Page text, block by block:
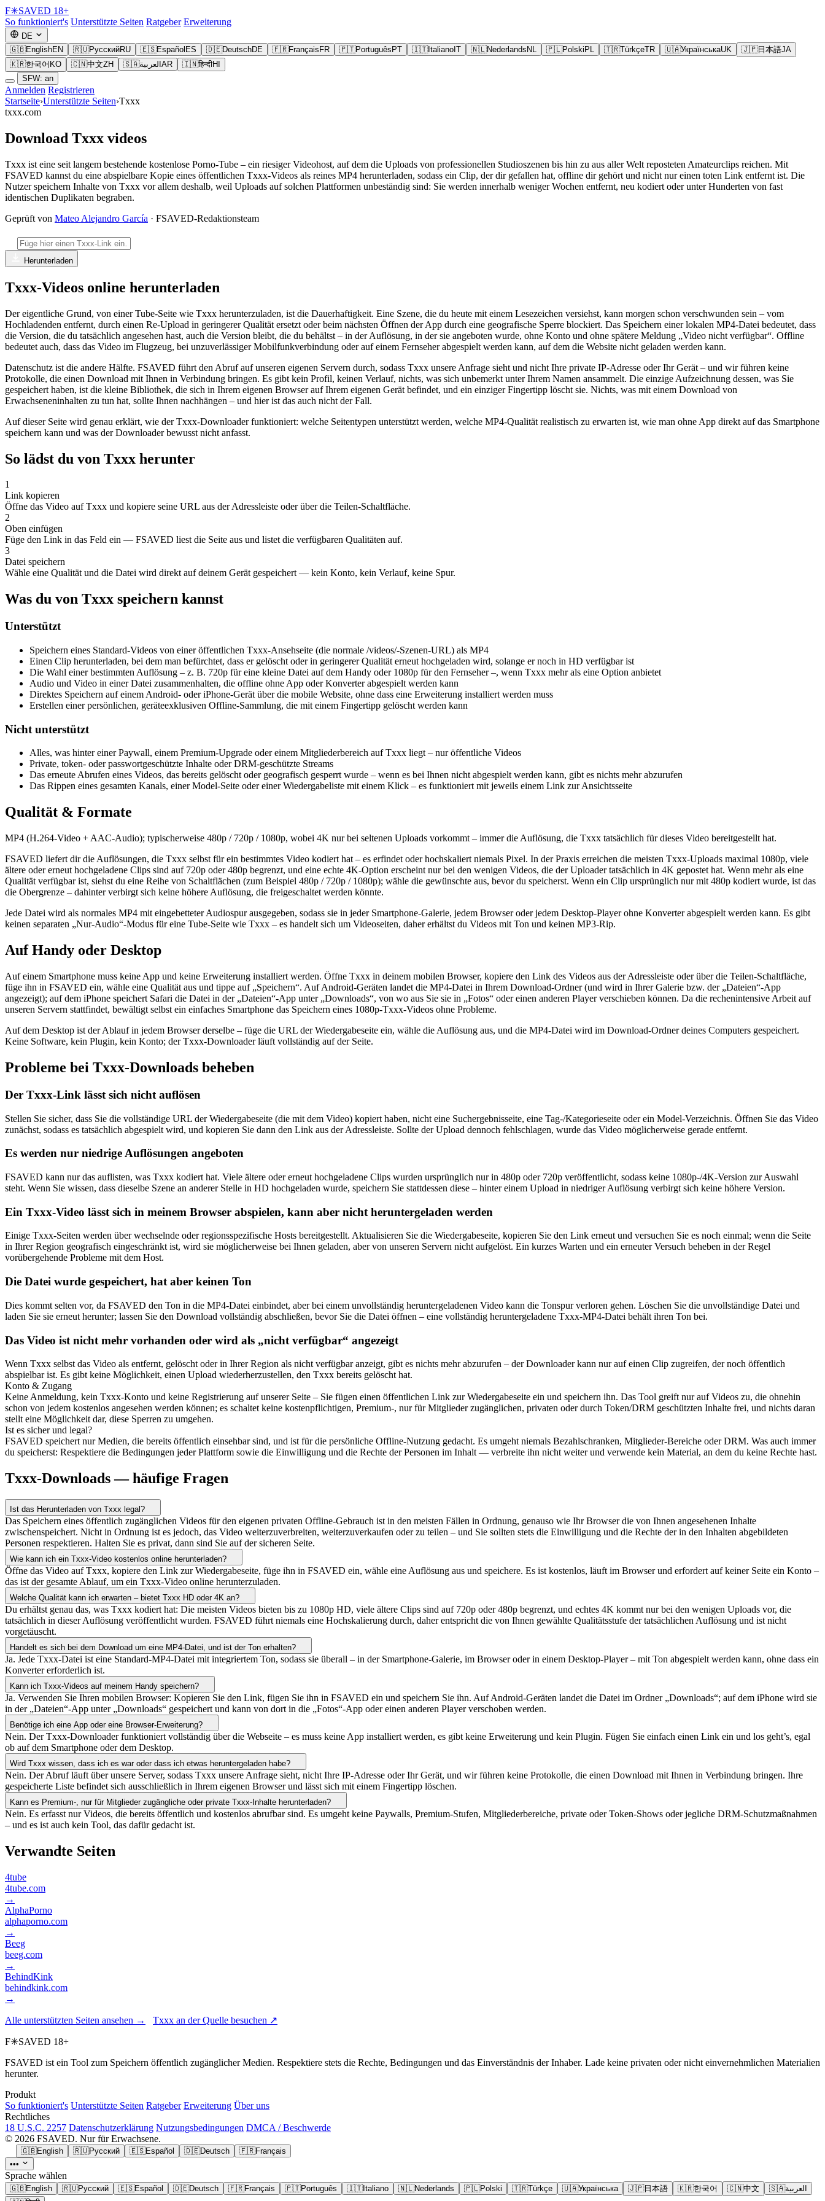
F✳SAVED 18+
So funktioniert's Unterstützte Seiten Ratgeber Erweiterung
DE
🇬🇧EnglishEN 🇷🇺РусскийRU 🇪🇸Español ES 🇩🇪DeutschDE 🇫🇷Français FR 🇵🇹Português PT 🇮🇹Italiano IT 🇳🇱Nederlands NL 🇵🇱Polski PL 🇹🇷TürkçeTR 🇺🇦УкраїнськаUK 🇯🇵日本語JA
🇰🇷한국어 KO 🇨🇳中文ZH 🇸🇦العربية AR 🇮🇳हिन्दीHI
SFW: an
Anmelden Registrieren
Startseite›Unterstützte Seiten›Txxx
txxx.com
Download Txxx videos
Txxx ist eine seit langem bestehende kostenlose Porno-Tube – ein riesiger Videohost, auf dem die Uploads von professionellen Studioszenen bis hin zu aus aller Welt reposteten Amateurclips reichen. Mit
FSAVED kannst du eine abspielbare Kopie eines öffentlichen Txxx-Videos als reines MP4 herunterladen, sodass ein Clip, der dir gefallen hat, offline dir gehört und nicht nur einen toten Link entfernt ist. Die
Nutzer speichern Inhalte von Txxx vor allem deshalb, weil Uploads auf solchen Plattformen unbeständig sind: Sie werden innerhalb weniger Wochen entfernt, neu kodiert oder unter Hunderten von fast
identischen Duplikaten begraben.
Geprüft von Mateo Alejandro García · FSAVED-Redaktionsteam
Herunterladen
Txxx-Videos online herunterladen
Der eigentliche Grund, von einer Tube-Seite wie Txxx herunterzuladen, ist die Dauerhaftigkeit. Eine Szene, die du heute mit einem Lesezeichen versiehst, kann morgen schon verschwunden sein – vom
Hochladenden entfernt, durch einen Re-Upload in geringerer Qualität ersetzt oder beim nächsten Öffnen der App durch eine geografische Sperre blockiert. Das Speichern einer lokalen MP4-Datei bedeutet, dass
die Version, die du tatsächlich angesehen hast, auch die Version bleibt, die du behältst – in der Auflösung, in der sie angeboten wurde, ohne Konto und ohne spätere Meldung „Video nicht verfügbar“. Offline
bedeutet auch, dass das Video im Flugzeug, bei unzuverlässiger Mobilfunkverbindung oder auf einem Fernseher abgespielt werden kann, auf dem die Website nicht geladen werden kann.
Datenschutz ist die andere Hälfte. FSAVED führt den Abruf auf unseren eigenen Servern durch, sodass Txxx unsere Anfrage sieht und nicht Ihre private IP-Adresse oder Ihr Gerät – und wir führen keine
Protokolle, die einen Download mit Ihnen in Verbindung bringen. Es gibt kein Profil, keinen Verlauf, nichts, was sich unbemerkt unter Ihrem Namen ansammelt. Die einzige Aufzeichnung dessen, was Sie
gespeichert haben, ist die kleine Bibliothek, die sich in Ihrem eigenen Browser auf Ihrem eigenen Gerät befindet, und ein einziger Fingertipp löscht sie. Nichts, was mit einem Download von
Erwachseneninhalten zu tun hat, sollte Ihnen nachhängen – und hier ist das auch nicht der Fall.
Auf dieser Seite wird genau erklärt, wie der Txxx-Downloader funktioniert: welche Seitentypen unterstützt werden, welche MP4-Qualität realistisch zu erwarten ist, wie man ohne App direkt auf das Smartphone
speichern kann und was der Downloader bewusst nicht anfasst.
So lädst du von Txxx herunter
1
Link kopieren
Öffne das Video auf Txxx und kopiere seine URL aus der Adressleiste oder über die Teilen-Schaltfläche.
2
Oben einfügen
Füge den Link in das Feld ein — FSAVED liest die Seite aus und listet die verfügbaren Qualitäten auf.
3
Datei speichern
Wähle eine Qualität und die Datei wird direkt auf deinem Gerät gespeichert — kein Konto, kein Verlauf, keine Spur.
Was du von Txxx speichern kannst
Unterstützt
Speichern eines Standard-Videos von einer öffentlichen Txxx-Ansehseite (die normale /videos/-Szenen-URL) als MP4
Einen Clip herunterladen, bei dem man befürchtet, dass er gelöscht oder in geringerer Qualität erneut hochgeladen wird, solange er noch in HD verfügbar ist
Die Wahl einer bestimmten Auflösung – z. B. 720p für eine kleine Datei auf dem Handy oder 1080p für den Fernseher –, wenn Txxx mehr als eine Option anbietet
Audio und Video in einer Datei zusammenhalten, die offline ohne App oder Konverter abgespielt werden kann
Direktes Speichern auf einem Android- oder iPhone-Gerät über die mobile Website, ohne dass eine Erweiterung installiert werden muss
Erstellen einer persönlichen, geräteexklusiven Offline-Sammlung, die mit einem Fingertipp gelöscht werden kann
Nicht unterstützt
Alles, was hinter einer Paywall, einem Premium-Upgrade oder einem Mitgliederbereich auf Txxx liegt – nur öffentliche Videos
Private, token- oder passwortgeschützte Inhalte oder DRM-geschützte Streams
Das erneute Abrufen eines Videos, das bereits gelöscht oder geografisch gesperrt wurde – wenn es bei Ihnen nicht abgespielt werden kann, gibt es nichts mehr abzurufen
Das Rippen eines gesamten Kanals, einer Model-Seite oder einer Wiedergabeliste mit einem Klick – es funktioniert mit jeweils einem Link zur Ansichtsseite
Qualität & Formate
MP4 (H.264-Video + AAC-Audio); typischerweise 480p / 720p / 1080p, wobei 4K nur bei seltenen Uploads vorkommt – immer die Auflösung, die Txxx tatsächlich für dieses Video bereitgestellt hat.
FSAVED liefert dir die Auflösungen, die Txxx selbst für ein bestimmtes Video kodiert hat – es erfindet oder hochskaliert niemals Pixel. In der Praxis erreichen die meisten Txxx-Uploads maximal 1080p, viele
ältere oder erneut hochgeladene Clips sind auf 720p oder 480p begrenzt, und eine echte 4K-Option erscheint nur bei den wenigen Videos, die der Uploader tatsächlich in 4K gepostet hat. Wenn mehr als eine
Qualität verfügbar ist, siehst du eine Reihe von Schaltflächen (zum Beispiel 480p / 720p / 1080p); wähle die gewünschte aus, bevor du speicherst. Wenn ein Clip ursprünglich nur mit 480p kodiert wurde, ist das
die Obergrenze – dahinter verbirgt sich keine höhere Auflösung, die freigeschaltet werden könnte.
Jede Datei wird als normales MP4 mit eingebetteter Audiospur ausgegeben, sodass sie in jeder Smartphone-Galerie, jedem Browser oder jedem Desktop-Player ohne Konverter abgespielt werden kann. Es gibt
keinen separaten „Nur-Audio“-Modus für eine Tube-Seite wie Txxx – es handelt sich um Videoseiten, daher erhältst du Videos mit Ton und keinen MP3-Rip.
Auf Handy oder Desktop
Auf einem Smartphone muss keine App und keine Erweiterung installiert werden. Öffne Txxx in deinem mobilen Browser, kopiere den Link des Videos aus der Adressleiste oder über die Teilen-Schaltfläche,
füge ihn in FSAVED ein, wähle eine Qualität aus und tippe auf „Speichern“. Auf Android-Geräten landet die MP4-Datei in Ihrem Download-Ordner (und wird in Ihrer Galerie bzw. der „Dateien“-App
angezeigt); auf dem iPhone speichert Safari die Datei in der „Dateien“-App unter „Downloads“, von wo aus Sie sie in „Fotos“ oder einen anderen Player verschieben können. Da die rechenintensive Arbeit auf
unseren Servern stattfindet, bewältigt selbst ein einfaches Smartphone das Speichern eines 1080p-Txxx-Videos ohne Probleme.
Auf dem Desktop ist der Ablauf in jedem Browser derselbe – füge die URL der Wiedergabeseite ein, wähle die Auflösung aus, und die MP4-Datei wird im Download-Ordner deines Computers gespeichert.
Keine Software, kein Plugin, kein Konto; der Txxx-Downloader läuft vollständig auf der Seite.
Probleme bei Txxx-Downloads beheben
Der Txxx-Link lässt sich nicht auflösen
Stellen Sie sicher, dass Sie die vollständige URL der Wiedergabeseite (die mit dem Video) kopiert haben, nicht eine Suchergebnisseite, eine Tag-/Kategorieseite oder ein Model-Verzeichnis. Öffnen Sie das Video
zunächst, sodass es tatsächlich abgespielt wird, und kopieren Sie dann den Link aus der Adressleiste. Sollte der Upload dennoch fehlschlagen, wurde das Video möglicherweise gerade entfernt.
Es werden nur niedrige Auflösungen angeboten
FSAVED kann nur das auflisten, was Txxx kodiert hat. Viele ältere oder erneut hochgeladene Clips wurden ursprünglich nur in 480p oder 720p veröffentlicht, sodass keine 1080p-/4K-Version zur Auswahl
steht. Wenn Sie wissen, dass dieselbe Szene an anderer Stelle in HD hochgeladen wurde, speichern Sie stattdessen diese – hinter einem Upload in niedriger Auflösung verbirgt sich keine höhere Version.
Ein Txxx-Video lässt sich in meinem Browser abspielen, kann aber nicht heruntergeladen werden
Einige Txxx-Seiten werden über wechselnde oder regionsspezifische Hosts bereitgestellt. Aktualisieren Sie die Wiedergabeseite, kopieren Sie den Link erneut und versuchen Sie es noch einmal; wenn die Seite
in Ihrer Region geografisch eingeschränkt ist, wird sie möglicherweise bei Ihnen geladen, aber von unseren Servern nicht aufgelöst. Ein kurzes Warten und ein erneuter Versuch beheben in der Regel
vorübergehende Probleme mit dem Host.
Die Datei wurde gespeichert, hat aber keinen Ton
Dies kommt selten vor, da FSAVED den Ton in die MP4-Datei einbindet, aber bei einem unvollständig heruntergeladenen Video kann die Tonspur verloren gehen. Löschen Sie die unvollständige Datei und
laden Sie sie erneut herunter; lassen Sie den Download vollständig abschließen, bevor Sie die Datei öffnen – eine vollständig heruntergeladene Txxx-MP4-Datei behält ihren Ton bei.
Das Video ist nicht mehr vorhanden oder wird als „nicht verfügbar“ angezeigt
Wenn Txxx selbst das Video als entfernt, gelöscht oder in Ihrer Region als nicht verfügbar anzeigt, gibt es nichts mehr abzurufen – der Downloader kann nur auf einen Clip zugreifen, der noch öffentlich
abspielbar ist. Es gibt keine Möglichkeit, einen Upload wiederherzustellen, den Txxx bereits gelöscht hat.
Konto & Zugang
Keine Anmeldung, kein Txxx-Konto und keine Registrierung auf unserer Seite – Sie fügen einen öffentlichen Link zur Wiedergabeseite ein und speichern ihn. Das Tool greift nur auf Videos zu, die ohnehin
schon von jedem kostenlos angesehen werden können; es schaltet keine kostenpflichtigen, Premium-, nur für Mitglieder zugänglichen, privaten oder durch Token/DRM geschützten Inhalte frei, und nichts daran
stellt eine Möglichkeit dar, diese Sperren zu umgehen.
Ist es sicher und legal?
FSAVED speichert nur Medien, die bereits öffentlich einsehbar sind, und ist für die persönliche Offline-Nutzung gedacht. Es umgeht niemals Bezahlschranken, Mitglieder-Bereiche oder DRM. Was auch immer
du speicherst: Respektiere die Bedingungen jeder Plattform sowie die Einwilligung und die Rechte der Personen im Inhalt — verbreite ihn nicht weiter und verwende kein Material, an dem du keine Rechte hast.
Txxx-Downloads — häufige Fragen
Ist das Herunterladen von Txxx legal?
Das Speichern eines öffentlich zugänglichen Videos für den eigenen privaten Offline-Gebrauch ist in den meisten Fällen in Ordnung, genauso wie Ihr Browser die von Ihnen angesehenen Inhalte
zwischenspeichert. Nicht in Ordnung ist es jedoch, das Video weiterzuverbreiten, weiterzuverkaufen oder zu teilen – und Sie sollten stets die Einwilligung und die Rechte der in den Inhalten abgebildeten
Personen respektieren. Halten Sie es privat, dann sind Sie auf der sicheren Seite.
Wie kann ich ein Txxx-Video kostenlos online herunterladen?
Öffne das Video auf Txxx, kopiere den Link zur Wiedergabeseite, füge ihn in FSAVED ein, wähle eine Auflösung aus und speichere. Es ist kostenlos, läuft im Browser und erfordert auf keiner Seite ein Konto –
das ist der gesamte Ablauf, um ein Txxx-Video online herunterzuladen.
Welche Qualität kann ich erwarten – bietet Txxx HD oder 4K an?
Du erhältst genau das, was Txxx kodiert hat: Die meisten Videos bieten bis zu 1080p HD, viele ältere Clips sind auf 720p oder 480p begrenzt, und echtes 4K kommt nur bei den wenigen Uploads vor, die
tatsächlich in dieser Auflösung veröffentlicht wurden. FSAVED führt niemals eine Hochskalierung durch, daher entspricht die von Ihnen gewählte Qualitätsstufe der tatsächlichen Auflösung und ist nicht
vorgetäuscht.
Handelt es sich bei dem Download um eine MP4-Datei, und ist der Ton erhalten?
Ja. Jede Txxx-Datei ist eine Standard-MP4-Datei mit integriertem Ton, sodass sie überall – in der Smartphone-Galerie, im Browser oder in einem Desktop-Player – mit Ton abgespielt werden kann, ohne dass ein
Konverter erforderlich ist.
Kann ich Txxx-Videos auf meinem Handy speichern?
Ja. Verwenden Sie Ihren mobilen Browser: Kopieren Sie den Link, fügen Sie ihn in FSAVED ein und speichern Sie ihn. Auf Android-Geräten landet die Datei im Ordner „Downloads“; auf dem iPhone wird sie
in der „Dateien“-App unter „Downloads“ gespeichert und kann von dort in die „Fotos“-App oder einen anderen Player verschoben werden.
Benötige ich eine App oder eine Browser-Erweiterung?
Nein. Der Txxx-Downloader funktioniert vollständig über die Webseite – es muss keine App installiert werden, es gibt keine Erweiterung und kein Plugin. Fügen Sie einfach einen Link ein und los geht’s, egal
ob auf dem Smartphone oder dem Desktop.
Wird Txxx wissen, dass ich es war oder dass ich etwas heruntergeladen habe?
Nein. Der Abruf läuft über unsere Server, sodass Txxx unsere Anfrage sieht, nicht Ihre IP-Adresse oder Ihr Gerät, und wir führen keine Protokolle, die einen Download mit Ihnen in Verbindung bringen. Ihre
gespeicherte Liste befindet sich ausschließlich in Ihrem eigenen Browser und lässt sich mit einem Fingertipp löschen.
Kann es Premium-, nur für Mitglieder zugängliche oder private Txxx-Inhalte herunterladen?
Nein. Es erfasst nur Videos, die bereits öffentlich und kostenlos abrufbar sind. Es umgeht keine Paywalls, Premium-Stufen, Mitgliederbereiche, private oder Token-Shows oder jegliche DRM-Schutzmaßnahmen
– und es ist auch kein Tool, das dafür gedacht ist.
Verwandte Seiten
4tube
4tube.com
→
AlphaPorno
alphaporno.com
→
Beeg
beeg.com
→
BehindKink
behindkink.com
→
Alle unterstützten Seiten ansehen → Txxx an der Quelle besuchen ↗
F✳SAVED 18+
FSAVED ist ein Tool zum Speichern öffentlich zugänglicher Medien. Respektiere stets die Rechte, Bedingungen und das Einverständnis der Inhaber. Lade keine privaten oder nicht einvernehmlichen Materialien
herunter.
Produkt
So funktioniert's Unterstützte Seiten Ratgeber Erweiterung Über uns
Rechtliches
18 U.S.C. 2257 Datenschutzerklärung Nutzungsbedingungen DMCA / Beschwerde
© 2026 FSAVED. Nur für Erwachsene.
🇬🇧English 🇷🇺Русский 🇪🇸Español 🇩🇪Deutsch 🇫🇷Français
•••
Sprache wählen
🇬🇧English 🇷🇺Русский 🇪🇸Español 🇩🇪Deutsch 🇫🇷Français 🇵🇹Português 🇮🇹Italiano 🇳🇱Nederlands 🇵🇱Polski 🇹🇷Türkçe 🇺🇦Українська 🇯🇵日本語 🇰🇷한국어 🇨🇳中文 🇸🇦العربية